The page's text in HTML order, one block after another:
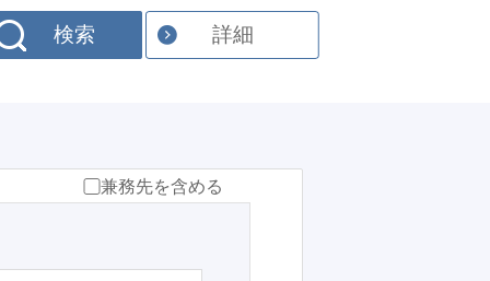
検索 詳細
兼務先を含める